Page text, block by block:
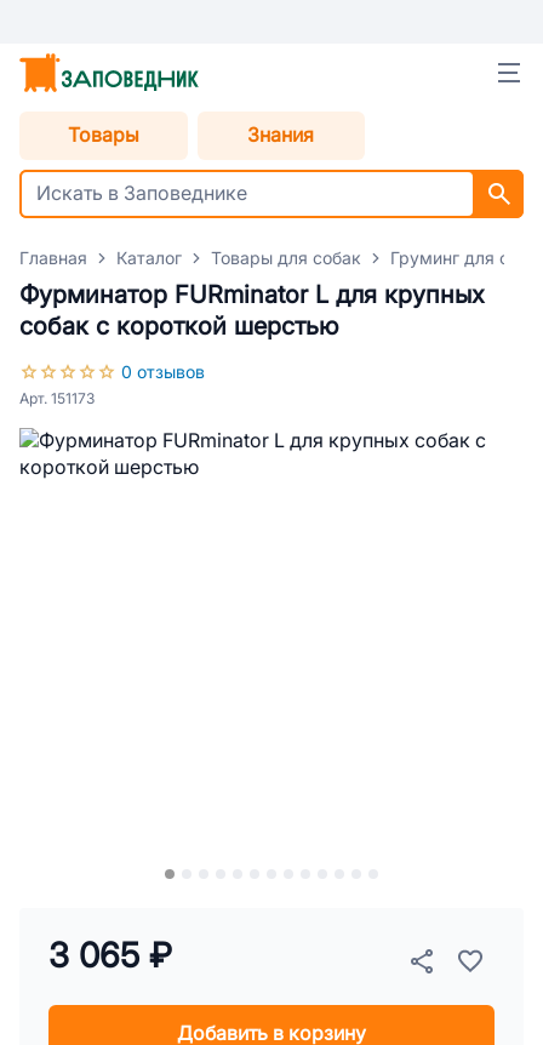
Товары Знания
Главная Каталог Товары для собак Груминг для
Фурминатор FURminator L для крупных
собак с короткой шерстью
0 отзывов
Арт. 151173
3 065 ₽
Добавить в корзину